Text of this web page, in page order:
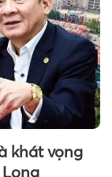
khát vọng